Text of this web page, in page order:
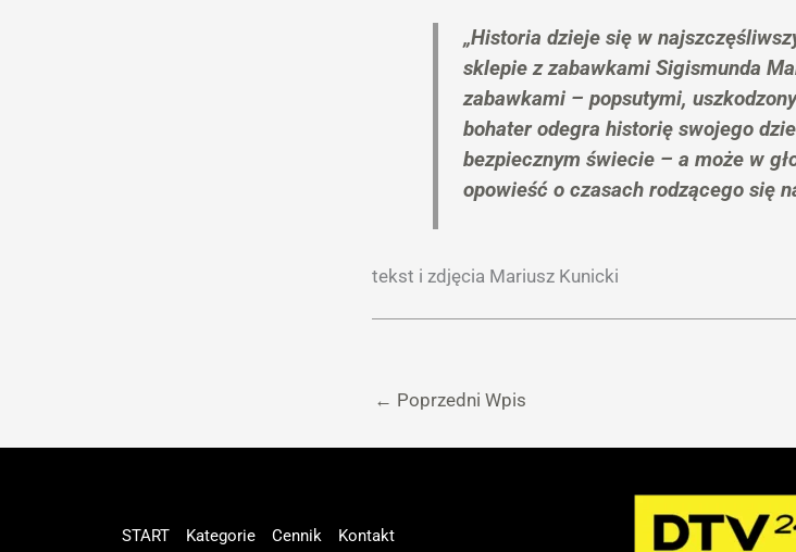
„Historia dzieje się w
sklepie z zabawkami Sigismunda
zabawkami – popsutymi,
bohater odegra historię swojego
bezpiecznym świecie – a może w
opowieść o czasach rodzącego się
tekst i zdjęcia Mariusz Kunicki
← Poprzedni Wpis
START Kategorie Cennik Kontakt